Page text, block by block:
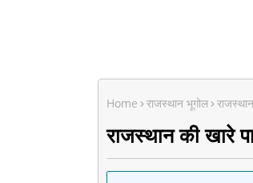
Home राजस्थान भूगोल
राजस्थान की